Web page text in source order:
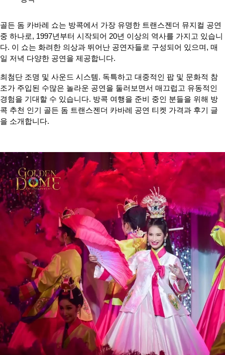
골든 돔 카바레 쇼는 방콕에서 가장 유명한 트랜스젠더 뮤지컬 공연
중 하나로, 1997년부터 시작되어 20년 이상의 역사를 가지고 있습니
다. 이 쇼는 화려한 의상과 뛰어난 공연자들로 구성되어 있으며, 매
일 저녁 다양한 공연을 제공합니다.
최첨단 조명 및 사운드 시스템. 독특하고 대중적인 팝 및 문화적 참
조가 주입된 수많은 놀라운 공연을 둘러보면서 매끄럽고 유동적인
경험을 기대할 수 있습니다. 방콕 여행을 준비 중인 분들을 위해 방
콕 추천 인기 골든 돔 트랜스젠더 카바레 공연 티켓 가격과 후기 글
을 소개합니다.